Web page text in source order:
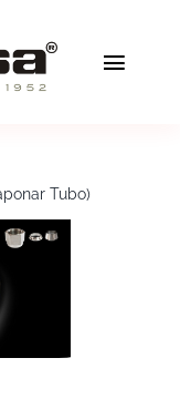
Tubo)